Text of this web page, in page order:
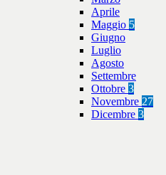
Aprile
Maggio 5
Giugno
Luglio
Agosto
Settembre
Ottobre 3
Novembre 27
Dicembre 3